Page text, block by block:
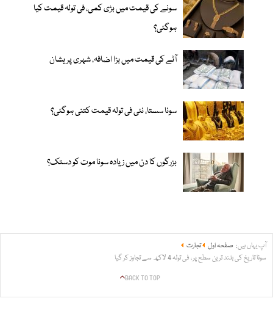
سونے کی قیمت میں بڑی کمی، فی تولہ قیمت کیا
ہوگئی؟
آٹے کی قیمت میں بڑا اضافہ، شہری پریشان
سونا سستا، نئی فی تولہ قیمت کتنی ہوگئی؟
بزرگوں کا دن میں زیادہ سونا موت کو دستک؟
آپ یہاں ہیں: صفحہ اول
تجارت
سونا تاریخ کی بلند ترین سطح پر، فی تولہ 4 لاکھ سے تجاوز کر گیا
BACK TO TOP